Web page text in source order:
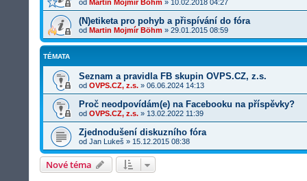
od Martin Mojmír Böhm » 10.02.2018 04:27
(N)etiketa pro pohyb a přispívání do fóra
od Martin Mojmír Böhm » 29.01.2015 08:59
TÉMATA
Seznam a pravidla FB skupin OVPS.CZ, z.s.
od OVPS.CZ, z.s. » 06.06.2024 14:13
Proč neodpovídám(e) na Facebooku na příspěvky?
od OVPS.CZ, z.s. » 13.02.2022 11:39
Zjednodušení diskuzního fóra
od Jan Lukeš » 15.12.2015 08:38
Nové téma